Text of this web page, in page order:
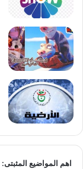
اهم المواضيع المثبتى: